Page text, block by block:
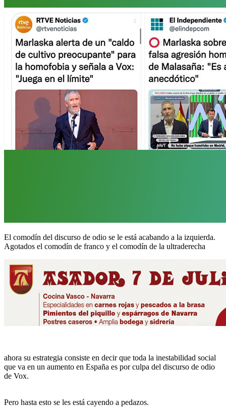
El comodín del discurso de odio se le está acabando a la izquierda.
Agotados el comodín de franco y el comodín de la ultraderecha
ahora su estrategia consiste en decir que toda la inestabilidad social
que va en un aumento en España es por culpa del discurso de odio
de Vox.
Pero hasta esto se les está cayendo a pedazos.